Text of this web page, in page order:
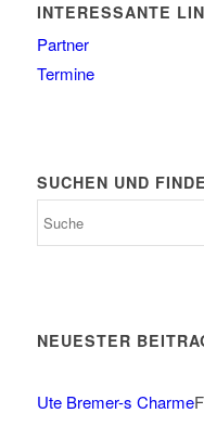
INTERESSANTE
Partner
Termine
SUCHEN UND
NEUESTER
Ute Bremer-s Charme